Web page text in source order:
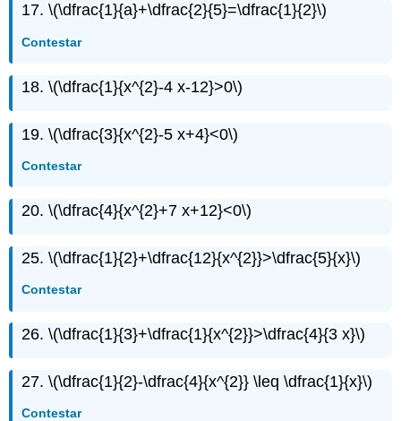
17.\(\dfrac{1}{a}+\dfrac{2}{5}=\dfrac{1}{2}\)
Contestar
18.\(\dfrac{1}{x^{2}-4 x-12}>0\)
19.\(\dfrac{3}{x^{2}-5 x+4}<0\)
Contestar
20.\(\dfrac{4}{x^{2}+7 x+12}<0\)
25.\(\dfrac{1}{2}+\dfrac{12}{x^{2}}>\dfrac{5}{x}\)
Contestar
26.\(\dfrac{1}{3}+\dfrac{1}{x^{2}}>\dfrac{4}{3 x}\)
27.\(\dfrac{1}{2}-\dfrac{4}{x^{2}} \leq \dfrac{1}{x}\)
Contestar